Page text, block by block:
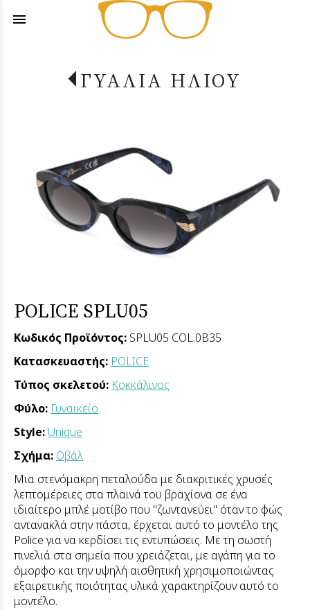
menu
ΓΥΑΛΙΑ ΗΛΙΟΥ
POLICE SPLU05
Κωδικός Προϊόντος: SPLU05 COL.0B35
Κατασκευαστής: POLICE
Τύπος σκελετού: Κοκκάλινος
Φύλο: Γυναικείο
Style: Unique
Σχήμα: Οβάλ
Μια στενόμακρη πεταλούδα με διακριτικές χρυσές
λεπτομέρειες στα πλαινά του βραχίονα σε ένα
ιδιαίτερο μπλέ μοτίβο που "ζωντανεύει" όταν το φώς
αντανακλά στην πάστα, έρχεται αυτό το μοντέλο της
Police για να κερδίσει τις εντυπώσεις. Με τη σωστή
πινελιά στα σημεία που χρειάζεται, με αγάπη για το
όμορφο και την υψηλή αισθητική χρησιμοποιώντας
εξαιρετικής ποιότητας υλικά χαρακτηρίζουν αυτό το
μοντέλο.